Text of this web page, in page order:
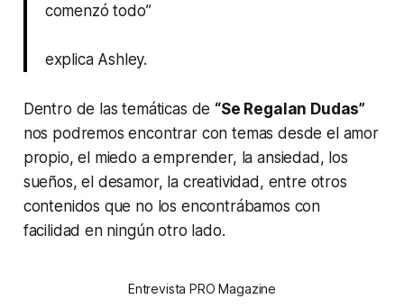
comenzó todo”
explica Ashley.
Dentro de las temáticas de “Se Regalan Dudas”
nos podremos encontrar con temas desde el amor
propio, el miedo a emprender, la ansiedad, los
sueños, el desamor, la creatividad, entre otros
contenidos que no los encontrábamos con
facilidad en ningún otro lado.
Entrevista PRO Magazine